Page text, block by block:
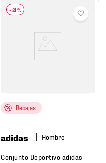
- 21 %
Rebajas
adidas Hombre
Conjunto Deportivo adidas